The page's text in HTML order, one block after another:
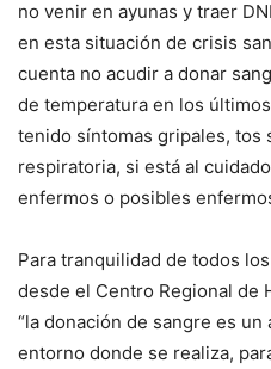
no venir en ayunas y traer
en esta situación de crisis
cuenta no acudir a donar
de temperatura en los
tenido síntomas gripales, tos
respiratoria, si está al
enfermos o posibles
Para tranquilidad de todos
desde el Centro Regional de
“la donación de sangre es
entorno donde se realiza,